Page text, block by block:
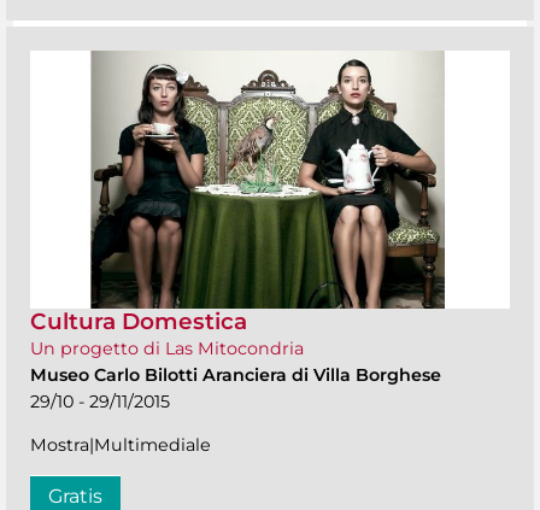
Cultura Domestica
Un progetto di Las Mitocondria
Museo Carlo Bilotti Aranciera di Villa Borghese
29/10 - 29/11/2015
Mostra|Multimediale
Gratis